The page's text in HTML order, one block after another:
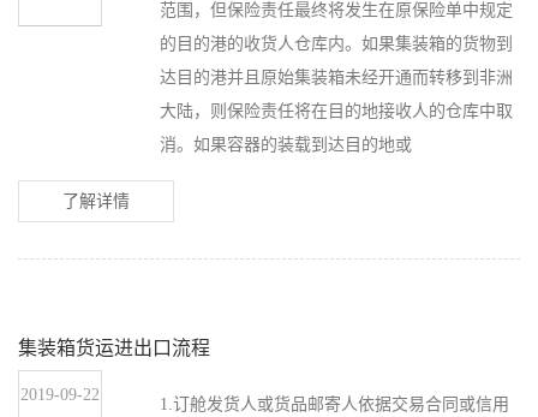
范围，但保险责任最终将发生在原保险单中规定
的目的港的收货人仓库内。如果集装箱的货物到
达目的港并且原始集装箱未经开通而转移到非洲
大陆，则保险责任将在目的地接收人的仓库中取
消。如果容器的装载到达目的地或
了解详情
集装箱货运进出口流程
2019-09-22
1.订舱发货人或货品邮寄人依据交易合同或信用